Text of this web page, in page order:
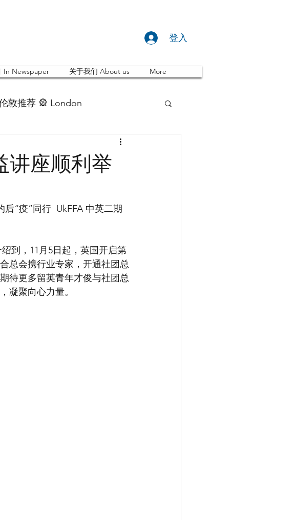
登入
In Newspaper 关于我们 About us More
敦推荐 🎡 London
讲座顺利举
“疫”同行  UkFFA 中英二期
总会携行业专家，开通社团总
待更多留英青年才俊与社团总
凝聚向心力量。